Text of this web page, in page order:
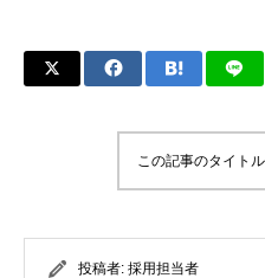
この記事のタイト
投稿者: 採用担当者